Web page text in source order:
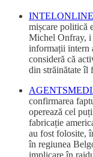
INTELONLINE
mișcare politică
Michel Onfray, i
informații intern
consideră că
din străinătate îl
confirmarea
operează cel
fabricație
au fost folosite,
în regiunea
implicare în